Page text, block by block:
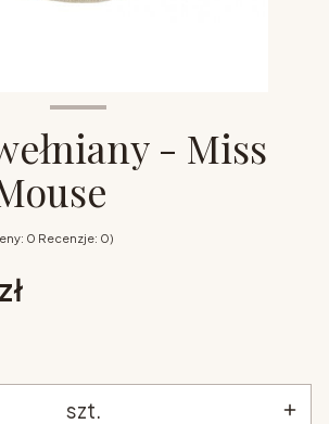
- Miss
0 Recenzje: 0)
szt.